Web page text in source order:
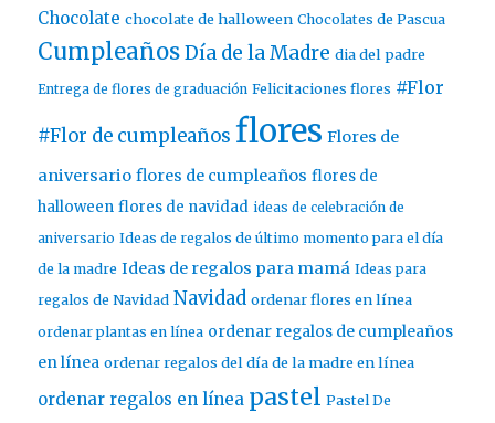
Chocolate chocolate de halloween Chocolates de Pascua
Cumpleaños Día de la Madre dia del padre
Entrega de flores de graduación Felicitaciones flores #Flor
#Flor de cumpleaños flores Flores de
aniversario flores de cumpleaños flores de
halloween flores de navidad ideas de celebración de
aniversario Ideas de regalos de último momento para el día
de la madre Ideas de regalos para mamá Ideas para
regalos de Navidad Navidad ordenar flores en línea
ordenar plantas en línea ordenar regalos de cumpleaños
en línea ordenar regalos del día de la madre en línea
ordenar regalos en línea pastel Pastel De